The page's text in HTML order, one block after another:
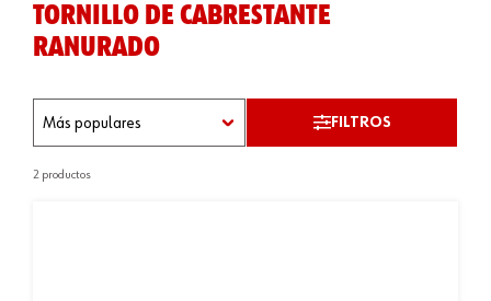
TORNILLO DE CABRESTANTE
RANURADO
FILTROS
2 productos